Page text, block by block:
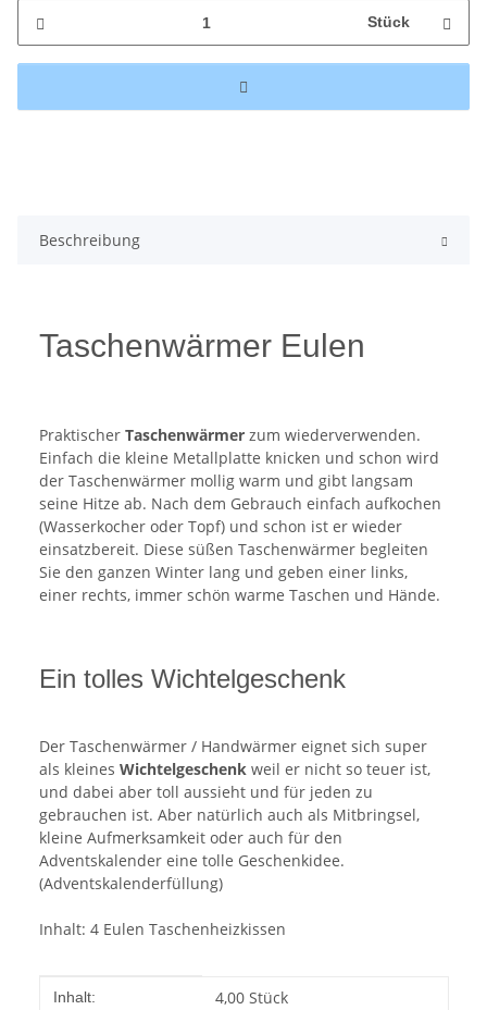
Stück
Beschreibung
Taschenwärmer Eulen
Praktischer Taschenwärmer zum wiederverwenden.
Einfach die kleine Metallplatte knicken und schon wird
der Taschenwärmer mollig warm und gibt langsam
seine Hitze ab. Nach dem Gebrauch einfach aufkochen
(Wasserkocher oder Topf) und schon ist er wieder
einsatzbereit. Diese süßen Taschenwärmer begleiten
Sie den ganzen Winter lang und geben einer links,
einer rechts, immer schön warme Taschen und Hände.
Ein tolles Wichtelgeschenk
Der Taschenwärmer / Handwärmer eignet sich super
als kleines Wichtelgeschenk weil er nicht so teuer ist,
und dabei aber toll aussieht und für jeden zu
gebrauchen ist. Aber natürlich auch als Mitbringsel,
kleine Aufmerksamkeit oder auch für den
Adventskalender eine tolle Geschenkidee.
(Adventskalenderfüllung)
Inhalt: 4 Eulen Taschenheizkissen
Produkteigenschaft
Wert
Inhalt: 4,00 Stück